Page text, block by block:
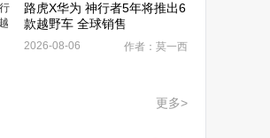
路虎X华为 神行者5年将推出6
款越野车 全球销售
2026-08-06 作者：莫一西
更多>